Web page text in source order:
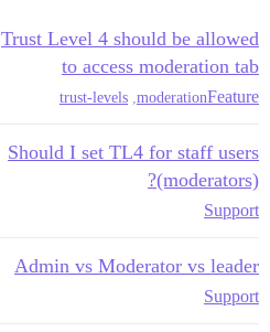
Trust Level 4 should be allowed
to access moderation tab
Feature
moderation
trust-levels
Should I set TL4 for staff users
(moderators)?
Support
Admin vs Moderator vs leader
Support